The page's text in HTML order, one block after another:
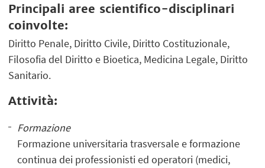
Principali aree scientifico-disciplinari
coinvolte:
Diritto Penale, Diritto Civile, Diritto Costituzionale,
Filosofia del Diritto e Bioetica, Medicina Legale, Diritto
Sanitario.
Attività:
Formazione
Formazione universitaria trasversale e formazione
continua dei professionisti ed operatori (medici,